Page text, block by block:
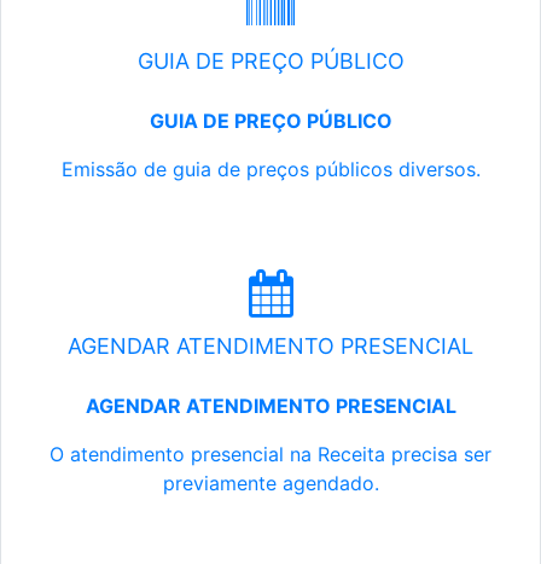
GUIA DE PREÇO PÚBLICO
GUIA DE PREÇO PÚBLICO
Emissão de guia de preços públicos diversos.
AGENDAR ATENDIMENTO PRESENCIAL
AGENDAR ATENDIMENTO PRESENCIAL
O atendimento presencial na Receita precisa ser
previamente agendado.